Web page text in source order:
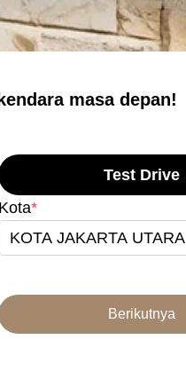
masa depan!
Test Drive
Kota*
KOTA JAKARTA UTARA
Berikutnya